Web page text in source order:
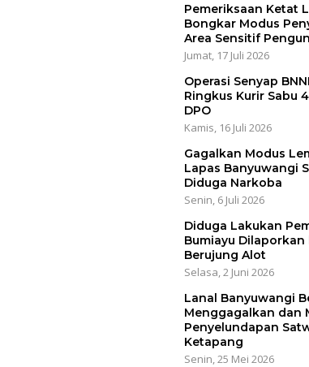
Pemeriksaan Ketat
Bongkar Modus
Area Sensitif
Jumat, 17 Juli 2026
Operasi Senyap
Ringkus Kurir Sabu
DPO
Kamis, 16 Juli 2026
Gagalkan Modus
Lapas Banyuwangi
Diduga Narkoba
Senin, 6 Juli 2026
Diduga Lakukan
Bumiayu Dilaporkan
Berujung Alot
Selasa, 2 Juni 2026
Lanal Banyuwangi
Menggagalkan dan
Penyelundapan
Ketapang
Senin, 25 Mei 2026